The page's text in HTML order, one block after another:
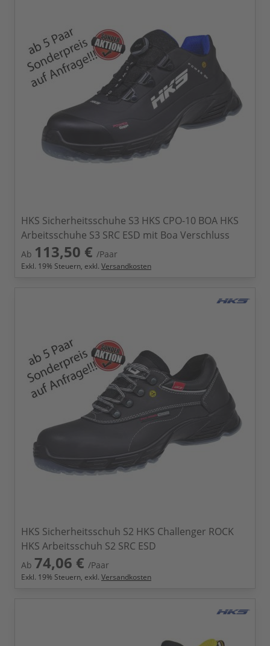
HKS Sicherheitsschuhe S3 HKS CPO-10 BOA HKS
Arbeitsschuhe S3 SRC ESD mit Boa Verschluss
Ab 113,50 € /Paar
Exkl. 19% Steuern, exkl. Versandkosten
HKS Sicherheitsschuh S2 HKS Challenger ROCK
HKS Arbeitsschuh S2 SRC ESD
Ab 74,06 € /Paar
Exkl. 19% Steuern, exkl. Versandkosten